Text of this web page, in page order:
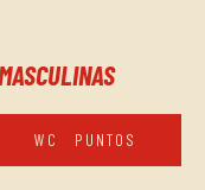
WC PUNTOS